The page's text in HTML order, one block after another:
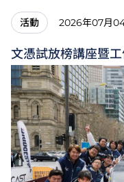
活動 2026年07月
文憑試放榜講座暨